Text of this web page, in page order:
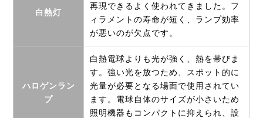
白熱灯
再現できるよく使われてきました。フ
ィラメントの寿命が短く、ランプ効率
が悪いのが欠点です。
ハロゲンラン
プ
白熱電球よりも光が強く、熱を帯びま
す。強い光を放つため、スポット的に
光量が必要となる場面で使用されてい
ます。電球自体のサイズが小さいため
照明機器もコンパクトに抑えられ、設